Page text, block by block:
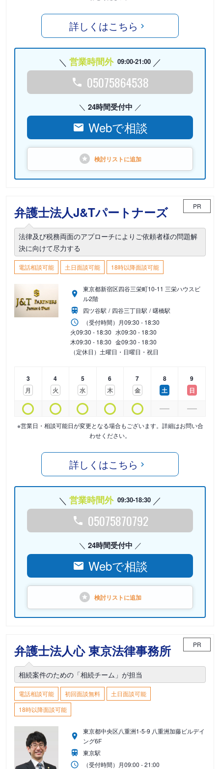
詳しくはこちら
営業時間外 09:00-21:00
05075864538
24時間受付中
Webで相談
検討リストに追加
弁護士法人J&Tパートナーズ PR
法律及び税務両面のアプローチによりご依頼者様の問題解
決に向けて尽力する
電話相談可能 土日面談可能 18時以降面談可能
東京都新宿区四谷三栄町10-11 三栄ハウスビ
ル2階
四ツ谷駅
四谷三丁目駅
曙橋駅
（受付時間） 月09:30 - 18:30
火09:30 - 18:30 水09:30 - 18:30
木09:30 - 18:30 金09:30 - 18:30
（定休日）土曜日・日曜日・祝日
3
月
4
火
5
水
6
木
7
金
8
土
9
日
※営業日・相談可能日が変更となる場合もございます。詳細はお問い合
わせください。
詳しくはこちら
営業時間外 09:30-18:30
05075870792
24時間受付中
Webで相談
検討リストに追加
弁護士法人心 東京法律事務所 PR
相続案件のための「相続チーム」が担当
電話相談可能 初回面談無料
土日面談可能
18時以降面談可能
東京都中央区八重洲1-5-9 八重洲加藤ビルデイ
ング6F
東京駅
（受付時間） 月09:00 - 21:00